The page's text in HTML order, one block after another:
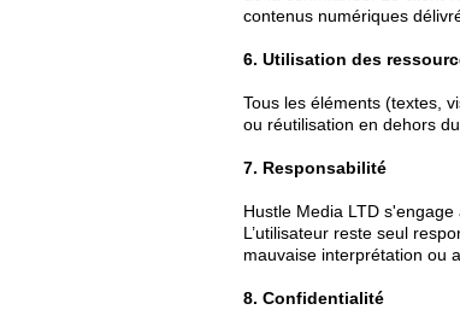
contenus numériques
6. Utilisation des
Tous les éléments (textes,
ou réutilisation en dehors
7. Responsabilité
Hustle Media LTD
L’utilisateur reste seul
mauvaise interprétation ou
8. Confidentialité